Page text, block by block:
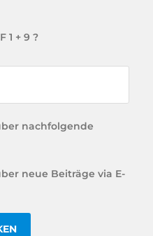
1 + 9 ?
nachfolgende
neue Beiträge via E-